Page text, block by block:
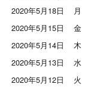
2020年5月18日
月
2020年5月15日
金
2020年5月14日
木
2020年5月13日
水
2020年5月12日
火